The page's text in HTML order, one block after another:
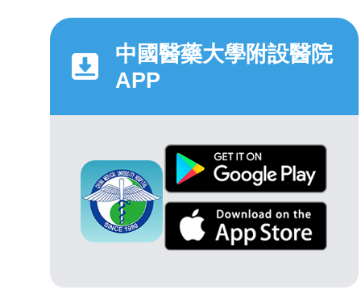
中國醫藥大學附設醫院
APP